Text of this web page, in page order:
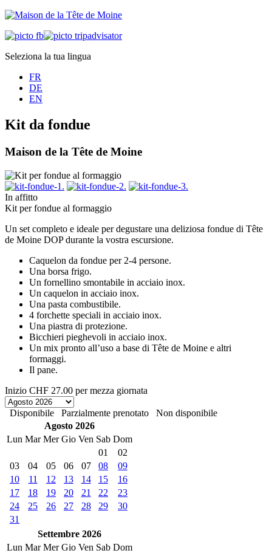
Seleziona la tua lingua
FR
DE
EN
Kit da fondue
Maison de la Tête de Moine
In affitto
Kit per fondue al formaggio
Un set completo e ideale per degustare una deliziosa fondue di Tête
de Moine DOP durante la vostra escursione.
Caquelon da fondue per 2-4 persone.
Una borsa frigo.
Un fornellino smontabile in acciaio inox.
Un caquelon in acciaio inox.
Una pasta combustibile.
4 forchette speciali in acciaio inox.
Una piastra di protezione.
Bicchieri pieghevoli in acciaio inox.
Un mix pronto all’uso a base di Tête de Moine e altri
formaggi.
Il pane.
Inizio CHF 27.00 per mezza giornata
Disponibile Parzialmente prenotato
Non disponibile
Agosto 2026
Lun Mar Mer Gio Ven Sab Dom
01
02
03
04 05 06 07 08
09
10
11 12 13 14 15
16
17
18 19 20 21 22
23
24
25 26 27 28 29
30
31
Settembre 2026
Lun Mar Mer Gio Ven Sab Dom